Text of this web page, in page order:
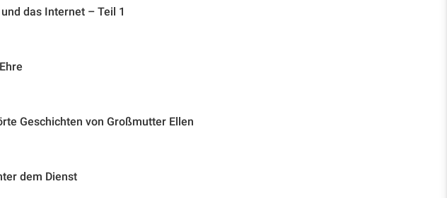
das Internet – Teil 1
Geschichten von Großmutter Ellen
dem Dienst